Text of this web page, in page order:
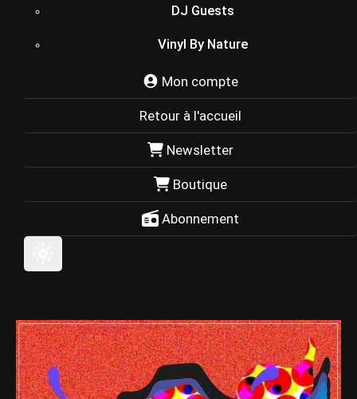
DJ Guests
Vinyl By Nature
Mon compte
Retour à l'accueil
Newsletter
Boutique
Abonnement